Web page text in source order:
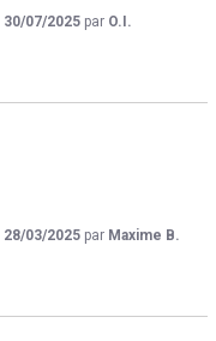
30/07/2025 par O.I.
28/03/2025 par Maxime B.